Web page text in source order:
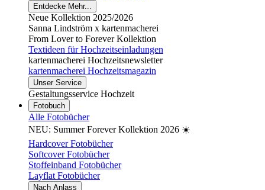
Entdecke Mehr...
Neue Kollektion 2025/2026
Sanna Lindström x kartenmacherei
From Lover to Forever Kollektion
Textideen für Hochzeitseinladungen
kartenmacherei Hochzeitsnewsletter
kartenmacherei Hochzeitsmagazin
Unser Service
Gestaltungsservice Hochzeit
Fotobuch
Alle Fotobücher
NEU: Summer Forever Kollektion 2026 ☀️
Hardcover Fotobücher
Softcover Fotobücher
Stoffeinband Fotobücher
Layflat Fotobücher
Nach Anlass